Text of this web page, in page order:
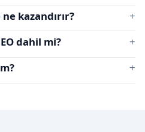
kazandırır?
dahil mi?